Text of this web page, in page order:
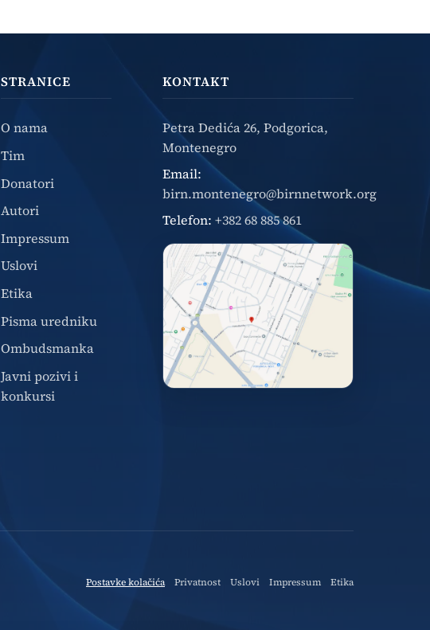
STRANICE
O nama
Tim
Donatori
Autori
Impressum
Uslovi
Etika
Pisma uredniku
Ombudsmanka
Javni pozivi i
konkursi
KONTAKT
Petra Dedića 26, Podgorica,
Montenegro
Email:
birn.montenegro@birnnetwork.org
Telefon: +382 68 885 861
Postavke kolačića Privatnost Uslovi Impressum Etika